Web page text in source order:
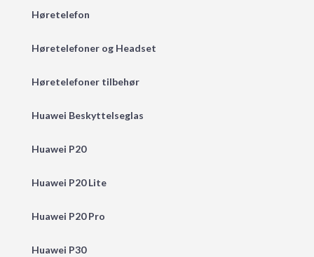
Høretelefon
Høretelefoner og Headset
Høretelefoner tilbehør
Huawei Beskyttelseglas
Huawei P20
Huawei P20 Lite
Huawei P20 Pro
Huawei P30